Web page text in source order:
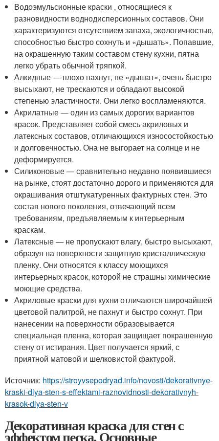
Водоэмульсионные краски , относящиеся к
разновидности воднодисперсионных составов. Они
характеризуются отсутствием запаха, экологичностью,
способностью быстро сохнуть и «дышать». Попавшие,
на окрашенную таким составом стену кухни, пятна
легко убрать обычной тряпкой.
Алкидные — плохо пахнут, не «дышат», очень быстро
высыхают, не трескаются и обладают высокой
степенью эластичности. Они легко воспламеняются.
Акрилатные — один из самых дорогих вариантов
красок. Представляет собой смесь акриловых и
латексных составов, отличающихся износостойкостью
и долговечностью. Она не выгорает на солнце и не
деформируется.
Силиконовые — сравнительно недавно появившиеся
на рынке, стоят достаточно дорого и применяются для
окрашивания отштукатуренных фактурных стен. Это
состав нового поколения, отвечающий всем
требованиям, предъявляемым к интерьерным
краскам.
Латексные — не пропускают влагу, быстро высыхают,
образуя на поверхности защитную кристаллическую
пленку. Они относятся к классу моющихся
интерьерных красок, которой не страшны химические
моющие средства.
Акриловые краски для кухни отличаются широчайшей
цветовой палитрой, не пахнут и быстро сохнут. При
нанесении на поверхности образовывается
специальная пленка, которая защищает покрашенную
стену от истирания. Цвет получается яркий, с
приятной матовой и шелковистой фактурой.
Источник: https://stroyvsepodryad.info/novosti/dekorativnye-
kraski-dlya-sten-s-effektami-raznovidnosti-dekorativnyh-
krasok-dlya-sten-v
Декоративная краска для стен с
эффектом песка. Основные